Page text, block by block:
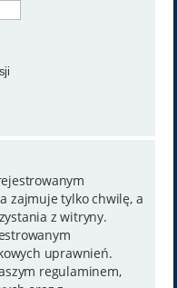
zajmuje tylko chwilę, a
z witryny.
uprawnień.
regulaminem,